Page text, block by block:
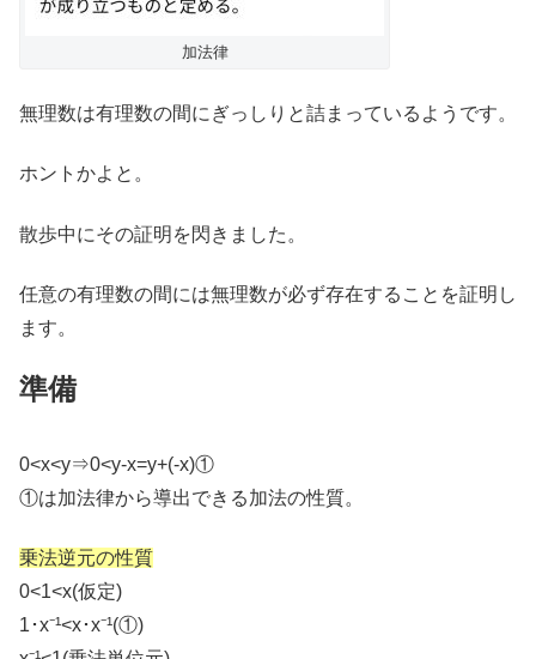
加法律
無理数は有理数の間にぎっしりと詰まっているようです。
ホントかよと。
散歩中にその証明を閃きました。
任意の有理数の間には無理数が必ず存在することを証明し
ます。
準備
0<x<y⇒0<y-x=y+(-x)①
①は加法律から導出できる加法の性質。
乗法逆元の性質
0<1<x(仮定)
1･x⁻¹<x･x⁻¹(①)